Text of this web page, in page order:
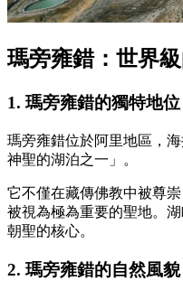
瑪旁雍錯：世界
1. 瑪旁雍錯的獨特地位
瑪旁雍錯位於阿里地區，
神聖的湖泊之一」。
它不僅在藏傳佛教中被尊
被視為極為重要的聖地。
朝聖的核心。
2. 瑪旁雍錯的自然風貌